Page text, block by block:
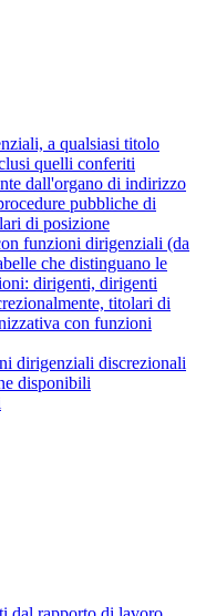
a qualsiasi titolo
quelli conferiti
dall'organo di indirizzo
pubbliche di
di posizione
funzioni dirigenziali (da
che distinguano le
dirigenti, dirigenti
titolari di
con funzioni
dirigenziali discrezionali
disponibili